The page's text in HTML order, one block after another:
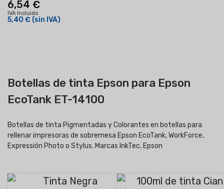
6,54 €
IVA Incluido
5,40 € (sin IVA)
Botellas de tinta Epson para Epson
EcoTank ET-14100
Botellas de tinta Pigmentadas y Colorantes en botellas para
rellenar impresoras de sobremesa Epson EcoTank, WorkForce,
Expressión Photo o Stylus. Marcas InkTec, Epson